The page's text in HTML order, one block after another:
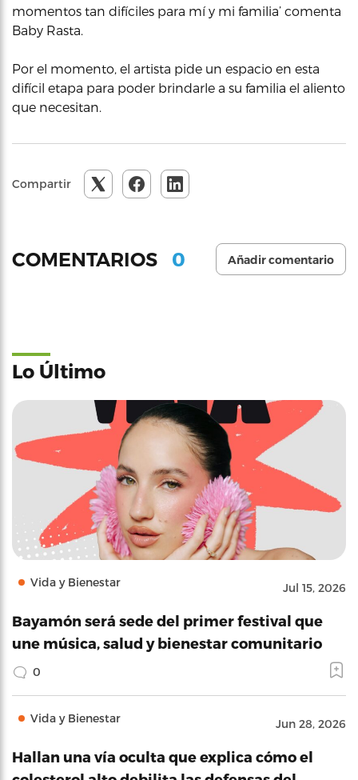
momentos tan difíciles para mí y mi familia’ comenta
Baby Rasta.
Por el momento, el artista pide un espacio en esta
difícil etapa para poder brindarle a su familia el aliento
que necesitan.
Compartir
COMENTARIOS 0 Añadir comentario
Lo Último
Vida y Bienestar Jul 15, 2026
Bayamón será sede del primer festival que
une música, salud y bienestar comunitario
0
Vida y Bienestar Jun 28, 2026
Hallan una vía oculta que explica cómo el